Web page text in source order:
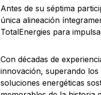
Antes de su séptima
única alineación
TotalEnergies para
Con décadas de
innovación, superando
soluciones energéticas